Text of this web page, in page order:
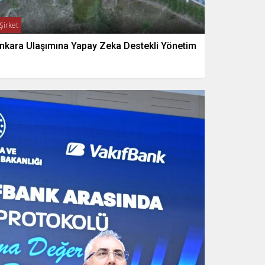
Şirket
Ulaşımına Yapay Zeka Destekli Yönetim